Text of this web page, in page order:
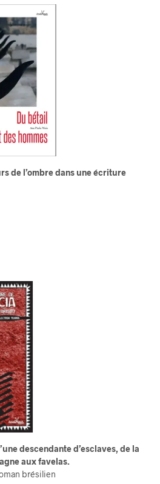
de l’ombre dans une écriture
descendante d’esclaves, de la
aux favelas.
brésilien